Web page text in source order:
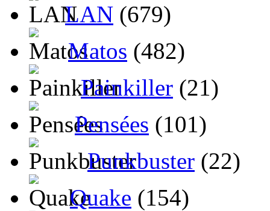
LAN (679)
Matos (482)
Painkiller (21)
Pensées (101)
Punkbuster (22)
Quake (154)